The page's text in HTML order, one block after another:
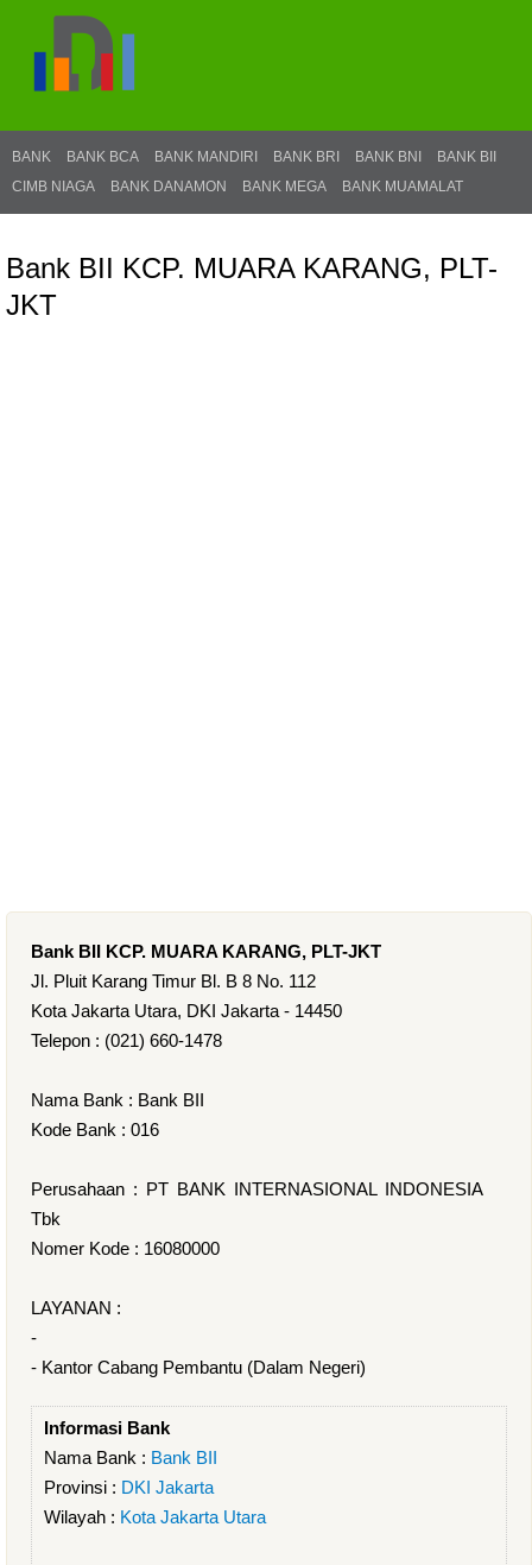
BANK BANK BCA BANK MANDIRI BANK BRI BANK BNI
BANK BII
CIMB NIAGA
BANK DANAMON BANK MEGA BANK MUAMALAT
Bank BII KCP. MUARA KARANG, PLT-
JKT
Bank BII KCP. MUARA KARANG, PLT-JKT
Jl. Pluit Karang Timur Bl. B 8 No. 112
Kota Jakarta Utara, DKI Jakarta - 14450
Telepon : (021) 660-1478
Nama Bank : Bank BII
Kode Bank : 016
Perusahaan : PT BANK INTERNASIONAL INDONESIA
Tbk
Nomer Kode : 16080000
LAYANAN :
-
- Kantor Cabang Pembantu (Dalam Negeri)
Informasi Bank
Nama Bank : Bank BII
Provinsi : DKI Jakarta
Wilayah : Kota Jakarta Utara